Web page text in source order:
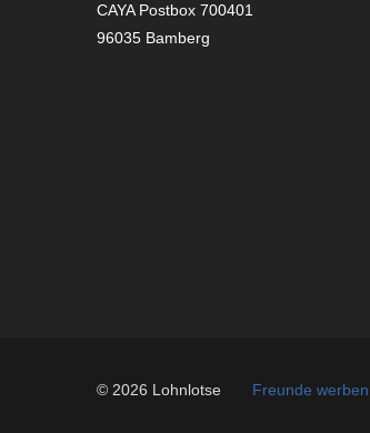
CAYA Postbox 700401
96035 Bamberg
© 2026 Lohnlotse Freunde werben